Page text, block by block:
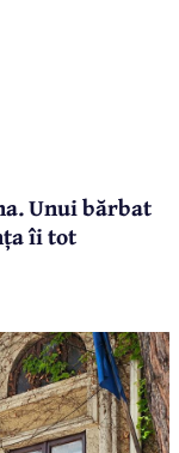
Unui bărbat
îi tot